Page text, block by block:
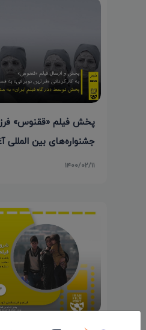
پخش فیلم «ققنوس»
جشنواره‌های بین المللی
۱۴۰۰/۰۲/۱۱